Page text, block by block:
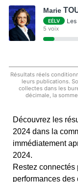
Marie
EÉLV
5 voix
Résultats réels
leurs publications.
collectes dans les
décimale, la
Découvrez les
2024 dans la
immédiatement
2024.
Restez
performances